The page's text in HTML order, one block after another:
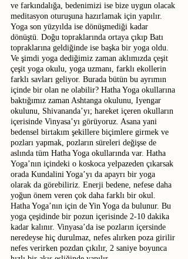
ve farkındalığa, bedenimizi ise bize uygun olacak
meditasyon oturuşuna hazırlamak için yapılır.
Yoga son yüzyılda ise dönüşmediği kadar
dönüştü. Doğu topraklarında ortaya çıkıp Batı
topraklarına geldiğinde ise başka bir yoga oldu.
Ve şimdi yoga dediğimiz zaman aklımızda çeşit
çeşit yoga okulu, yoga uzmanı, farklı ekollerin
farklı savları geliyor. Burada bütün bu ayrımın
içinde bir olan ne olabilir? Hatha Yoga okullarına
baktığımız zaman Ashtanga okulunu, Iyengar
okulunu, Shivananda’yı; hareket içeren okulların
içerisinde Vinyasa’yı görüyoruz. Asana yani
bedensel birtakım şekillere biçimlere girmek ve
pozları yapmak, pozların süreleri değişse de
aslında tüm Hatha Yoga okullarında var. Hatha
Yoga’nın içindeki o koskoca yelpazeden çıkarsak
orada Kundalini Yoga’yı da apayrı bir yoga
olarak da görebiliriz. Enerji bedene, nefese daha
yoğun önem veren çok daha farklı bir okul.
Hatha Yoga’nın için de Yin Yoga da bulunur. Bu
yoga çeşidinde bir pozun içerisinde 2-10 dakika
kadar kalınır. Vinyasa’da ise pozların içersinde
neredeyse hiç durulmaz, nefes alırken poza girilir
nefes verirken pozdan çıkılır, 2 saniye boyunca